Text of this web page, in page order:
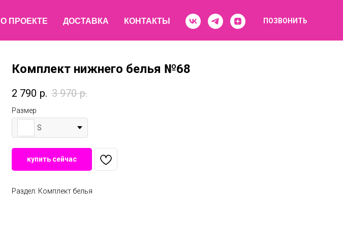
О ПРОЕКТЕ ДОСТАВКА КОНТАКТЫ ПОЗВОНИТЬ
Комплект нижнего белья №68
2 790 р. 3 970 р.
Размер
S
купить сейчас
Раздел: Комплект белья